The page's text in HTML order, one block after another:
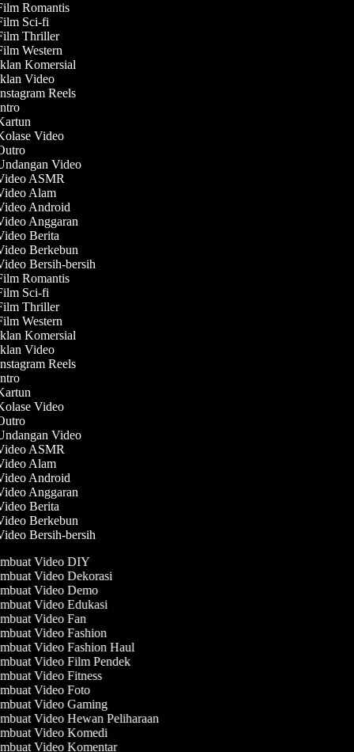
Romantis
Sci-fi
Thriller
Western
Komersial
Video
Reels
Video
Video
ASMR
Alam
Android
Anggaran
Berita
Berkebun
Bersih-bersih
Romantis
Sci-fi
Thriller
Western
Komersial
Video
Reels
Video
Video
ASMR
Alam
Android
Anggaran
Berita
Berkebun
Bersih-bersih
Video DIY
Video Dekorasi
Video Demo
Video Edukasi
Video Fan
Video Fashion
Video Fashion Haul
Video Film Pendek
Video Fitness
Video Foto
Video Gaming
Video Hewan Peliharaan
Video Komedi
Video Komentar